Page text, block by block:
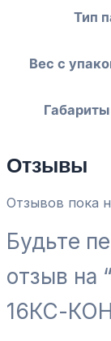
Тип
Вес с
Отзывы
Отзывов пока
Будьте
отзыв на
16КС-КОН